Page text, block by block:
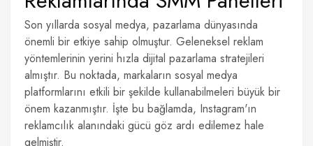
Son yıllarda sosyal medya, pazarlama dünyasında
önemli bir etkiye sahip olmuştur. Geleneksel reklam
yöntemlerinin yerini hızla dijital pazarlama stratejileri
almıştır. Bu noktada, markaların sosyal medya
platformlarını etkili bir şekilde kullanabilmeleri büyük bir
önem kazanmıştır. İşte bu bağlamda, Instagram'ın
reklamcılık alanındaki gücü göz ardı edilemez hale
gelmiştir.